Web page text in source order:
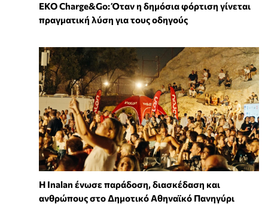
EKO Charge&Go: Όταν η δημόσια φόρτιση γίνεται
πραγματική λύση για τους οδηγούς
Η Inalan ένωσε παράδοση, διασκέδαση και
ανθρώπους στο Δημοτικό Αθηναϊκό Πανηγύρι